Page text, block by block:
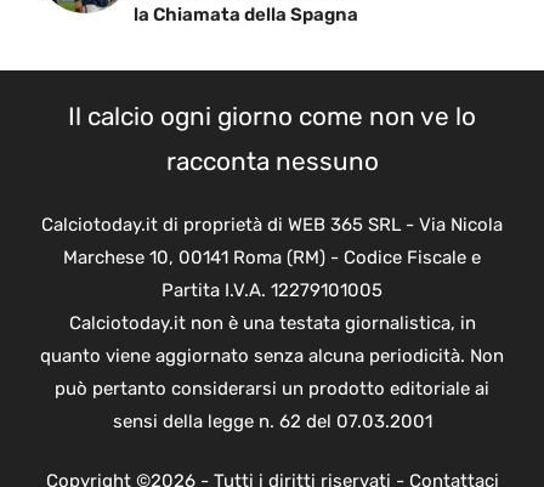
la Chiamata della Spagna
Il calcio ogni giorno come non ve lo
racconta nessuno
Calciotoday.it di proprietà di WEB 365 SRL - Via Nicola
Marchese 10, 00141 Roma (RM) - Codice Fiscale e
Partita I.V.A. 12279101005
Calciotoday.it non è una testata giornalistica, in
quanto viene aggiornato senza alcuna periodicità. Non
può pertanto considerarsi un prodotto editoriale ai
sensi della legge n. 62 del 07.03.2001
Copyright ©2026 - Tutti i diritti riservati - Contattaci